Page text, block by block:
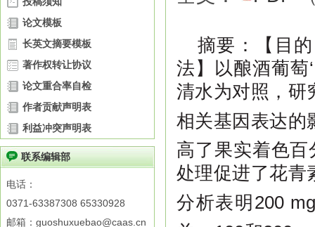
论文模板
长英文摘要模板
著作权转让协议
论文重合率自检
作者贡献声明表
利益冲突声明表
联系编辑部
电话：
0371-63387308 65330928
邮箱：guoshuxuebao@caas.cn
摘要 ：
【目
法】以酿酒葡萄
清水为对照，研
相关基因表达的
高了果实着色百
处理促进了花青
分析表明200